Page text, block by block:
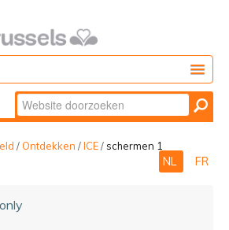
Zoek
Geavanceerd
zoeken...
/ Ontdekken /ICE/ schermen 1
NL FR